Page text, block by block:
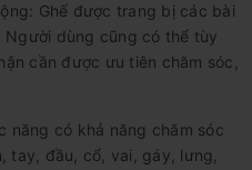
Ghế được trang bị các bài
dùng cũng có thể tùy
cần được ưu tiên chăm sóc,
năng có khả năng chăm sóc
tay, đầu, cổ, vai, gáy, lưng,